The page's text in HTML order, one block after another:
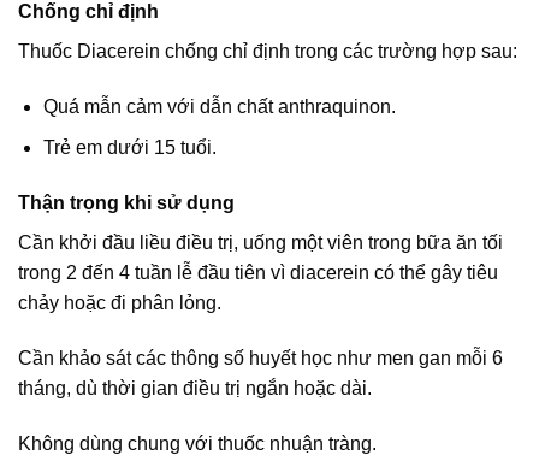
Chống chỉ định
Thuốc Diacerein chống chỉ định trong các trường hợp sau:
Quá mẫn cảm với dẫn chất anthraquinon.
Trẻ em dưới 15 tuổi.
Thận trọng khi sử dụng
Cần khởi đầu liều điều trị, uống một viên trong bữa ăn tối
trong 2 đến 4 tuần lễ đầu tiên vì diacerein có thể gây tiêu
chảy hoặc đi phân lỏng.
Cần khảo sát các thông số huyết học như men gan mỗi 6
tháng, dù thời gian điều trị ngắn hoặc dài.
Không dùng chung với thuốc nhuận tràng.